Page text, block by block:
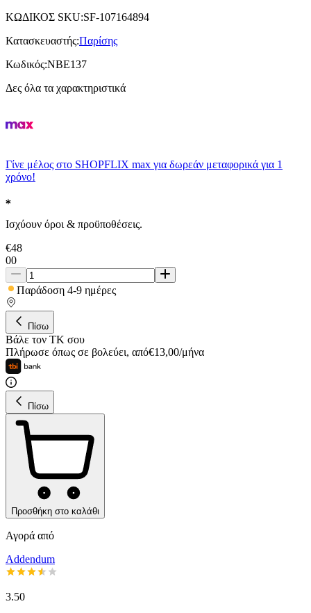
ΚΩΔΙΚΟΣ SKU:SF-107164894
Κατασκευαστής:Παρίσης
Κωδικός:ΝΒΕ137
Δες όλα τα χαρακτηριστικά
Γίνε μέλος στο SHOPFLIX max για δωρεάν μεταφορικά για 1
χρόνο!
Ισχύουν όροι & προϋποθέσεις.
€48
00
Παράδοση 4-9 ημέρες
Πίσω
Βάλε τον ΤΚ σου
Πλήρωσε όπως σε βολεύει, από€13,00/μήνα
Πίσω
Προσθήκη στο καλάθι
Αγορά από
Addendum
3.50